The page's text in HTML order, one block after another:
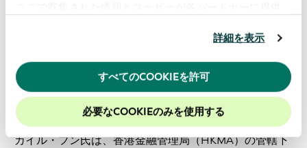
用したときに収集した他の情報を組み合わせて使用する
ッキーに同意したことになります。
当社のウェブサイトでのエクスペリエンスを向上させる
ために、Cookieを有効にしておくことをお勧めします。
詳細を表示
すべてのCOOKIEを許可
必要なCOOKIEのみを使用する
金融市場インフラサービス部門長
金融インフラ部
香港金融管理局
カイル・フン氏は、香港金融管理局（HKMA）の管轄下